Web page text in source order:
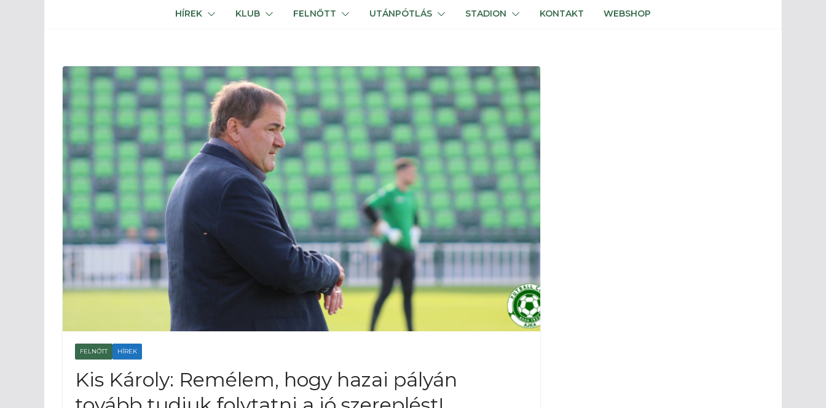
HÍREK KLUB FELNŐTT UTÁNPÓTLÁS STADION KONTAKT WEBSHOP
FELNŐTT HÍREK
Kis Károly: Remélem, hogy hazai pályán